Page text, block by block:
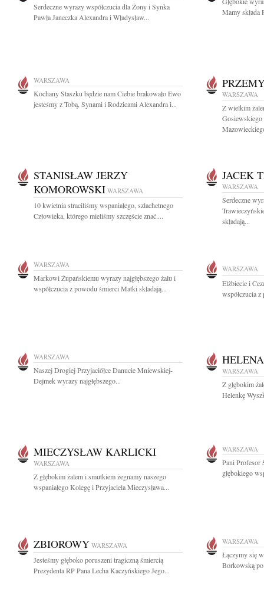
Serdeczne wyrazy współczucia dla Żony i Synka
Pawła Janeczka Alexandra i Władysław...
Mamy
WARSZAWA
Kochany Staszku będzie nam Ciebie brakowało Ewo
jesteśmy z Tobą, Synami i Rodzicami Alexandra i...
WARSZAWA
Z wielkim
Gosiewskiego
STANISŁAW JERZY
KOMOROWSKI WARSZAWA
10 kwietnia straciliśmy wspaniałego, szlachetnego
Człowieka, którego mieliśmy szczęście znać....
JACEK
WARSZAWA
Serdeczne
składają...
WARSZAWA
Markowi Żupańskiemu wyrazy najgłębszego żalu i
współczucia z powodu śmierci Matki składają...
WARSZAWA
Elżbiecie i
współczucia
WARSZAWA
Naszej Drogiej Przyjaciółce Danucie Mniewskiej-
Dejmek wyrazy najgłębszego...
WARSZAWA
Z głębokim
Helenkę
MIECZYSŁAW KARLICKI
WARSZAWA
Z głębokim żalem i smutkiem żegnamy naszego
wspaniałego Kolegę i Przyjaciela Mieczysława...
WARSZAWA
Pani Profesor
głębokiego
ZBIOROWY WARSZAWA
Jesteśmy głęboko poruszeni tragiczną śmiercią
Prezydenta RP Pana Lecha Kaczyńskiego Jego...
WARSZAWA
Łączymy się
Borkowską po